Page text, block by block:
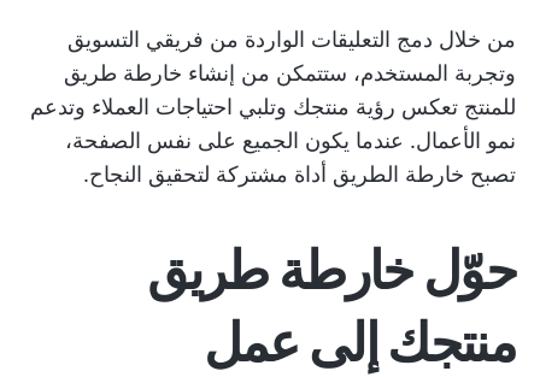
من خلال دمج التعليقات الواردة من فريقي التسويق
وتجربة المستخدم، ستتمكن من إنشاء خارطة طريق
للمنتج تعكس رؤية منتجك وتلبي احتياجات العملاء وتدعم
نمو الأعمال. عندما يكون الجميع على نفس الصفحة،
تصبح خارطة الطريق أداة مشتركة لتحقيق النجاح.
حوّل خارطة طريق
منتجك إلى عمل